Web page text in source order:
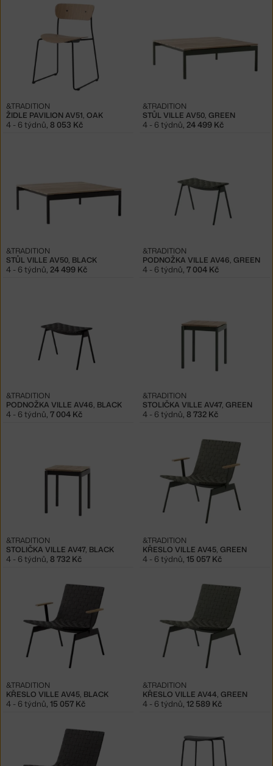
ŽIDLE PAVILION AV51, OAK
&TRADITION
4 - 6 týdnů, 8 053 Kč
STŮL VILLE AV50, GREEN
&TRADITION
4 - 6 týdnů, 24 499 Kč
STŮL VILLE AV50, BLACK
&TRADITION
4 - 6 týdnů, 24 499 Kč
PODNOŽKA VILLE AV46, GREEN
&TRADITION
4 - 6 týdnů, 7 004 Kč
PODNOŽKA VILLE AV46, BLACK
&TRADITION
4 - 6 týdnů, 7 004 Kč
STOLIČKA VILLE AV47, GREEN
&TRADITION
4 - 6 týdnů, 8 732 Kč
STOLIČKA VILLE AV47, BLACK
&TRADITION
4 - 6 týdnů, 8 732 Kč
KŘESLO VILLE AV45, GREEN
&TRADITION
4 - 6 týdnů, 15 057 Kč
KŘESLO VILLE AV45, BLACK
&TRADITION
4 - 6 týdnů, 15 057 Kč
KŘESLO VILLE AV44, GREEN
&TRADITION
4 - 6 týdnů, 12 589 Kč